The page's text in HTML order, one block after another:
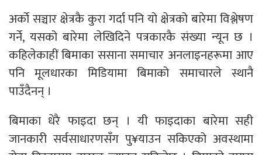
अर्काे सञ्चार क्षेत्रकै कुरा गर्दा पनि यो क्षेत्रको बारेमा विश्लेषण
गर्ने, यसको बारेमा लेखिदिने पत्रकारकै संख्या न्यून छ ।
कहिलेकाहीं बिमाका ससाना समाचार अनलाइनहरूमा आए
पनि मूलधारका मिडियामा बिमाको समाचारले स्थानै
पाउँदैनन् ।
बिमाका धेरै फाइदा छन् । यी फाइदाका बारेमा सही
जानकारी सर्वसाधारणसँग पु¥याउन सकिएको अवस्थामा